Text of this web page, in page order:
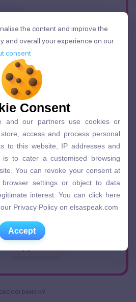
CÁC GÓI ĐĂNG KÝ
the content and improve the
and overall your experience on our
consent
Consent
and our partners use cookies or
access and process personal
to this website, IP addresses and
is to cater a customised browsing
You can revoke your consent at
settings or object to data
interest. You can click here
Privacy Policy on elsaspeak.com
Accept
the content and improve the
and overall your experience on our
consent
Consent
and our partners use cookies or
access and process personal
to this website, IP addresses and
is to cater a customised browsing
You can revoke your consent at
settings or object to data
interest. You can click here
Privacy Policy on elsaspeak.com
Accept